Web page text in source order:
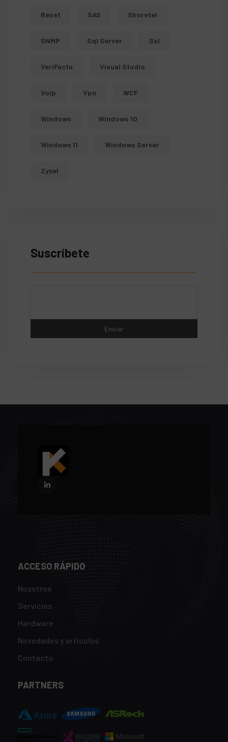
Reset SAS Shoretel
SNMP Sql Server Ssl
VeriFactu Visual Studio
Voip Vpn WCF
Windows Windows 10
Windows 11 Windows Server
Zyxel
Suscríbete
ACCESO RÁPIDO
Nosotros
Servicios
Hardware
Novedades y artículos
Contacto
PARTNERS